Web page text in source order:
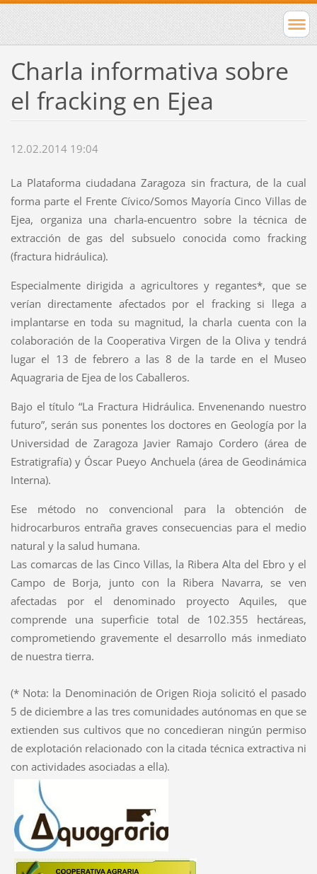
Charla informativa sobre
el fracking en Ejea
12.02.2014 19:04
La Plataforma ciudadana Zaragoza sin fractura, de la cual
forma parte el Frente Cívico/Somos Mayoría Cinco Villas de
Ejea, organiza una charla-encuentro sobre la técnica de
extracción de gas del subsuelo conocida como fracking
(fractura hidráulica).
Especialmente dirigida a agricultores y regantes*, que se
verían directamente afectados por el fracking si llega a
implantarse en toda su magnitud, la charla cuenta con la
colaboración de la Cooperativa Virgen de la Oliva y tendrá
lugar el 13 de febrero a las 8 de la tarde en el Museo
Aquagraria de Ejea de los Caballeros.
Bajo el título “La Fractura Hidráulica. Envenenando nuestro
futuro”, serán sus ponentes los doctores en Geología por la
Universidad de Zaragoza Javier Ramajo Cordero (área de
Estratigrafía) y Óscar Pueyo Anchuela (área de Geodinámica
Interna).
Ese método no convencional para la obtención de
hidrocarburos entraña graves consecuencias para el medio
natural y la salud humana.
Las comarcas de las Cinco Villas, la Ribera Alta del Ebro y el
Campo de Borja, junto con la Ribera Navarra, se ven
afectadas por el denominado proyecto Aquiles, que
comprende una superficie total de 102.355 hectáreas,
comprometiendo gravemente el desarrollo más inmediato
de nuestra tierra.
(* Nota: la Denominación de Origen Rioja solicitó el pasado
5 de diciembre a las tres comunidades autónomas en que se
extienden sus cultivos que no concedieran ningún permiso
de explotación relacionado con la citada técnica extractiva ni
con actividades asociadas a ella).